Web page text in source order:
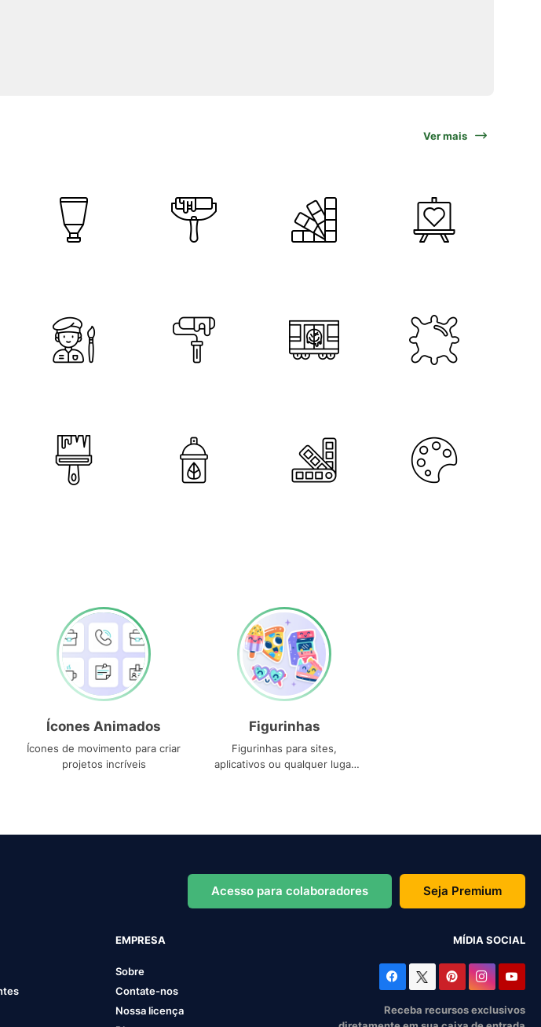
Ver mais
Ícones Animados
Ícones de movimento para criar
projetos incríveis
Figurinhas
Figurinhas para sites,
aplicativos ou qualquer lugar
Acesso para colaboradores Seja Premium
EMPRESA
Sobre
Contate-nos
Nossa licença
MÍDIA SOCIAL
Receba recursos exclusivos